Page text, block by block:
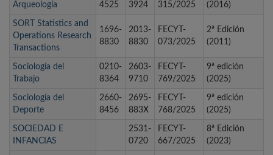
Arqueología
4525
3924
315/2025
(2016)
SORT Statistics and
Operations Research
Transactions
1696-
8830
2013-
8830
FECYT-
073/2025
2ª Edición
(2011)
Sociología del
Trabajo
0210-
8364
2603-
9710
FECYT-
769/2025
9ª edición
(2025)
Sociología del
Deporte
2660-
8456
2695-
883X
FECYT-
768/2025
9ª edición
(2025)
SOCIEDAD E
INFANCIAS
2531-
0720
FECYT-
667/2025
8ª Edición
(2023)